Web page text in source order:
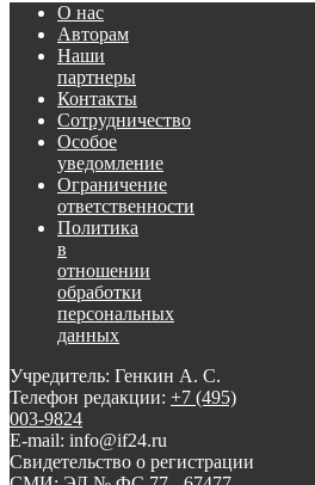
О нас
Авторам
Наши
партнеры
Контакты
Сотрудничество
Особое
уведомление
Ограничение
ответственности
Политика
в
отношении
обработки
персональных
данных
Учредитель: Генкин А. С.
Телефон редакции: +7 (495)
003-9824
E-mail: info@if24.ru
Свидетельство о регистрации